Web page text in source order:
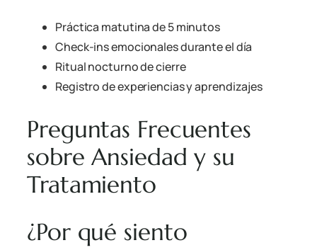
Práctica matutina de 5 minutos
Check-ins emocionales durante el día
Ritual nocturno de cierre
Registro de experiencias y aprendizajes
Preguntas Frecuentes
sobre Ansiedad y su
Tratamiento
¿Por qué siento